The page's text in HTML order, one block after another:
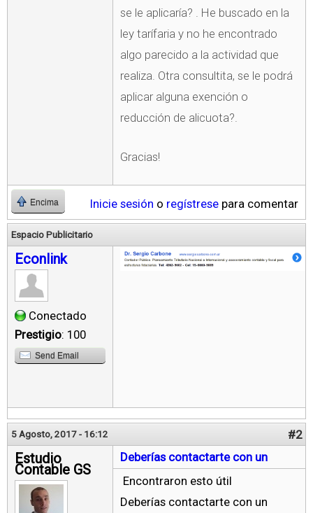
se le aplicaría? . He buscado en la
ley tarífaria y no he encontrado
algo parecido a la actividad que
realiza. Otra consultita, se le podrá
aplicar alguna exención o
reducción de alicuota?.
Gracias!
Encima Inicie sesión o regístrese para comentar
Espacio Publicitario
Econlink
Conectado
Prestigio: 100
Send Email
5 Agosto, 2017 - 16:12 #2
Estudio
Contable GS
Deberías contactarte con un
Encontraron esto útil
Deberías contactarte con un